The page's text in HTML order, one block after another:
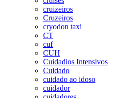
cruizeiros
Cruzeiros
cryodon taxi
CT
cuf
CUH
Cuidadios Intensivos
Cuidado
cuidado ao idoso
cuidador